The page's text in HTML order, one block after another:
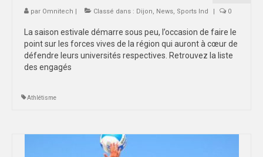
par Omnitech Classé dans : Dijon, News, Sports Ind 0
La saison estivale démarre sous peu, l’occasion de faire le
point sur les forces vives de la région qui auront à cœur de
défendre leurs universités respectives. Retrouvez la liste
des engagés
Athlétisme